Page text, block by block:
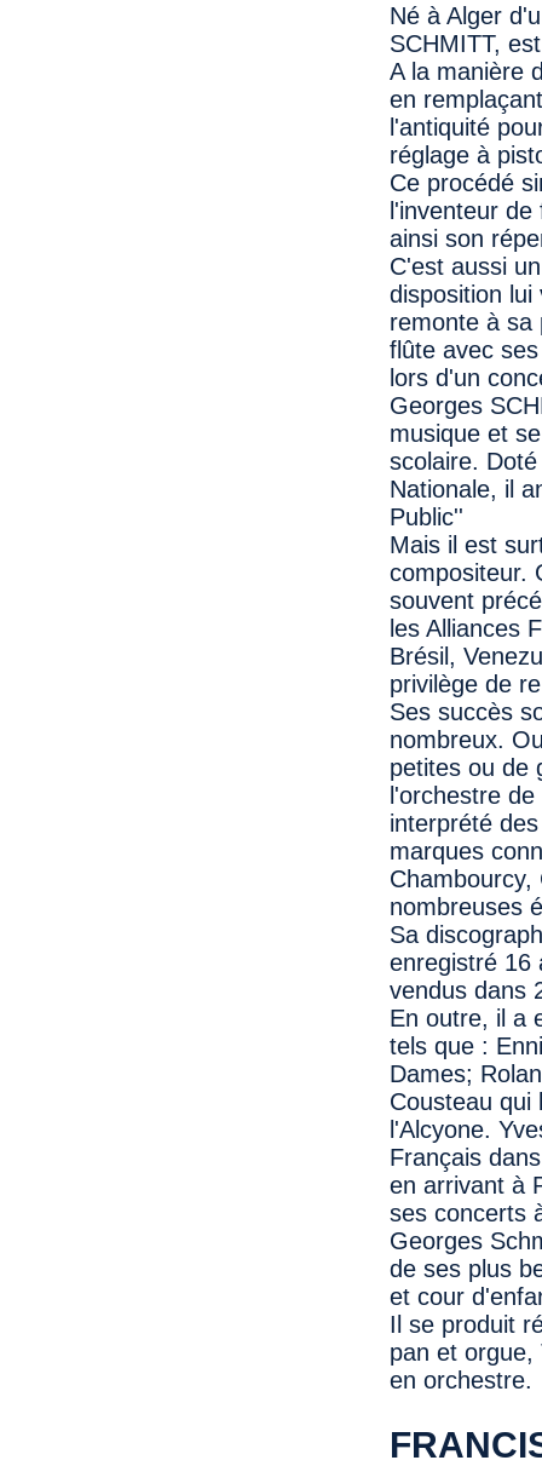
Né à Alger
SCHMITT,
A la manière
en
l'antiquité
réglage à
Ce procédé
l'inventeur
ainsi son
C'est aussi
disposition
remonte à sa
flûte avec
lors d'un
Georges
musique et
scolaire.
Nationale, il
Public''
Mais il est
compositeur.
souvent
les Alliances
Brésil,
privilège de
Ses succès
nombreux.
petites ou de
l'orchestre
interprété
marques
nombreuses
Sa
enregistré 16
vendus dans
En outre, il a
tels que :
Dames;
Cousteau qui
l'Alcyone.
Français
en arrivant à
ses concerts
Georges
de ses plus
et cour
Il se produit
pan et orgue,
en orchestre.